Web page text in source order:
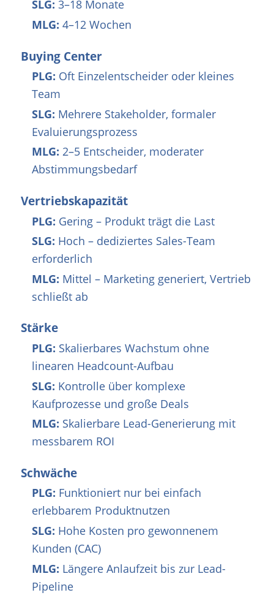
SLG: 3–18 Monate
MLG: 4–12 Wochen
Buying Center
PLG: Oft Einzelentscheider oder kleines
Team
SLG: Mehrere Stakeholder, formaler
Evaluierungsprozess
MLG: 2–5 Entscheider, moderater
Abstimmungsbedarf
Vertriebskapazität
PLG: Gering – Produkt trägt die Last
SLG: Hoch – dediziertes Sales-Team
erforderlich
MLG: Mittel – Marketing generiert, Vertrieb
schließt ab
Stärke
PLG: Skalierbares Wachstum ohne
linearen Headcount-Aufbau
SLG: Kontrolle über komplexe
Kaufprozesse und große Deals
MLG: Skalierbare Lead-Generierung mit
messbarem ROI
Schwäche
PLG: Funktioniert nur bei einfach
erlebbarem Produktnutzen
SLG: Hohe Kosten pro gewonnenem
Kunden (CAC)
MLG: Längere Anlaufzeit bis zur Lead-
Pipeline